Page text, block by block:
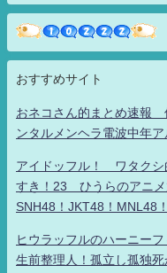
おすすめサイト
おネコさん的まとめ速報
ンタルメンヘラ電波中年
アイドッフル！ ワタク
すき！23 ひうらのアニ
SNH48！JKT48！MNL48
ヒウラッフルのハーニー
生前整理人！孤立し孤独